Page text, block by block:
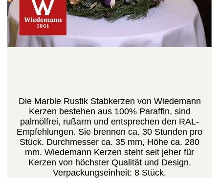
Die Marble Rustik Stabkerzen von Wiedemann
Kerzen bestehen aus 100% Paraffin, sind
palmölfrei, rußarm und entsprechen den RAL-
Empfehlungen. Sie brennen ca. 30 Stunden pro
Stück. Durchmesser ca. 35 mm, Höhe ca. 280
mm. Wiedemann Kerzen steht seit jeher für
Kerzen von höchster Qualität und Design.
Verpackungseinheit: 8 Stück.